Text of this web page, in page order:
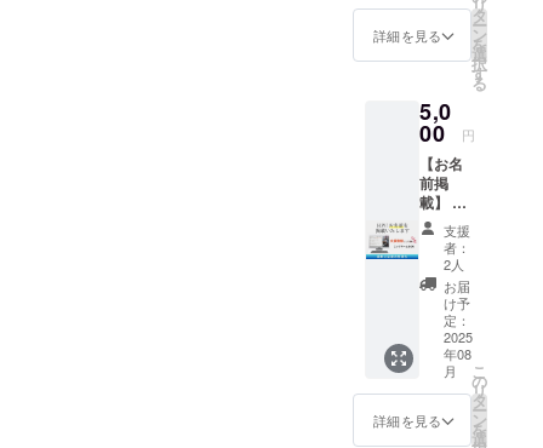
までの
12ヶ月
字、ロ
ゴ/バ
ナー/リ
ンクの
掲載可
・掲載
ペー
ジ：書
籍紹介
専用の
ページ
・支援
時、必
ず備考
欄に希
望され
るお名
様のお
名前
（ニッ
クネー
り。 ・
発送期
間：
2025年
7月4
日〜順
次手配
が整い
次第発
送。 ・
発送方
法：
メール
便 ・掲
載ペー
ジ：書
籍紹介
詳細を見る
リ
タ
ー
ン
を
選
択
す
る
5,0
00 円
【お名
前掲
載】 当
社ホー
ムペー
ジに、
支援者
様のお
名前
（ニッ
クネー
ム）を
掲載し
ます。
このリ
支援
者：
2人
お届
け予
定：
2025
年08
月
詳細を見る
こ
の
リ
タ
ー
ン
を
選